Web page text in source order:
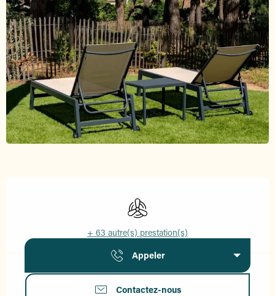
Air conditionné
+ 63 autre(s) prestation(s)
Appeler
Contactez-nous